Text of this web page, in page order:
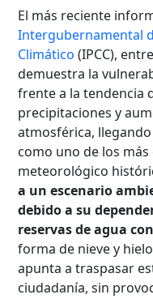
El más reciente
Intergubernamental
Climático (IPCC),
demuestra la
frente a la tendencia
precipitaciones y
atmosférica,
como uno de los
meteorológico
a un escenario
debido a su
reservas de agua
forma de nieve y
apunta a traspasar
ciudadanía, sin